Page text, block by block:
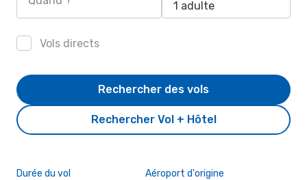
1 adulte
Vols directs
Rechercher Vol + Hôtel
Rechercher des vols
Durée du vol Aéroport d'origine